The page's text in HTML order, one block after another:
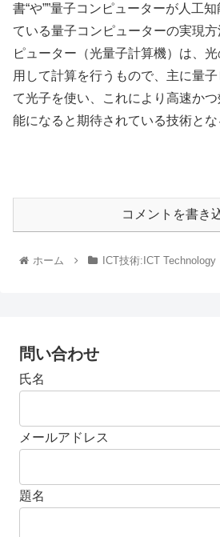
書“や””量子コンピューターが人工
ている量子コンピューターの実現
ピューター（光量子計算機）は、
用して計算を行うもので、主に量
て光子を使い、これにより高速か
能になると期待されている技術と
コメントを書き
ホーム ICT技術:ICT Technology
問い合わせ
氏名
メールアドレス
題名